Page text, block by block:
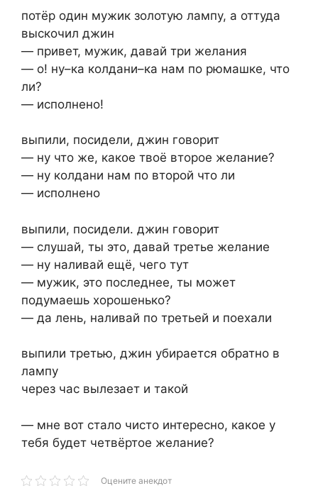
потёр один мужик золотую лампу, а оттуда
выскочил джин
— привет, мужик, давай три желания
— о! ну–ка колдани–ка нам по рюмашке, что
ли?
— исполнено!
выпили, посидели, джин говорит
— ну что же, какое твоё второе желание?
— ну колдани нам по второй что ли
— исполнено
выпили, посидели. джин говорит
— слушай, ты это, давай третье желание
— ну наливай ещё, чего тут
— мужик, это последнее, ты может
подумаешь хорошенько?
— да лень, наливай по третьей и поехали
выпили третью, джин убирается обратно в
лампу
через час вылезает и такой
— мне вот стало чисто интересно, какое у
тебя будет четвёртое желание?
Оцените анекдот